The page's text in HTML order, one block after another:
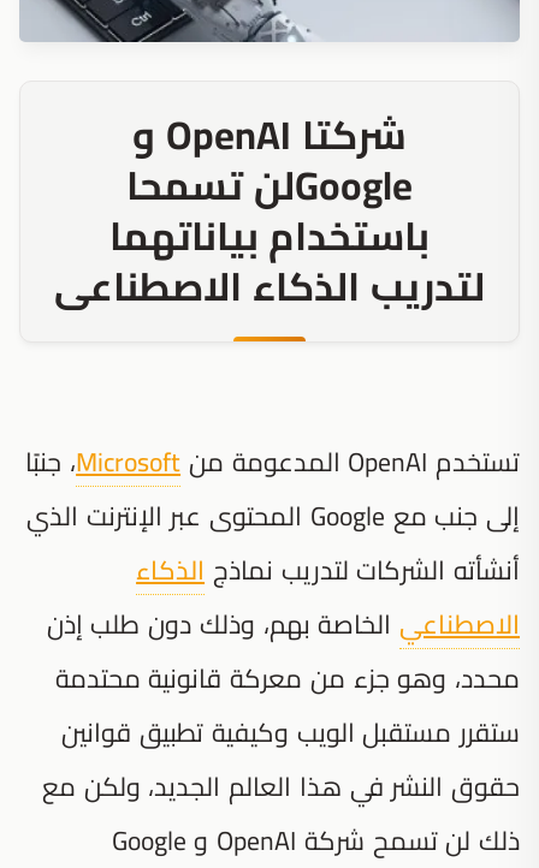
شركتا OpenAI و
Googleلن تسمحا
باستخدام بياناتهما
لتدريب الذكاء الاصطناعى
تستخدم OpenAI المدعومة من Microsoft، جنبًا
إلى جنب مع Google المحتوى عبر الإنترنت الذي
أنشأته الشركات لتدريب نماذجالذكاء
الاصطناعي الخاصة بهم، وذلك دون طلب إذن
محدد، وهو جزء من معركة قانونية محتدمة
ستقرر مستقبل الويب وكيفية تطبيق قوانين
حقوق النشر في هذا العالم الجديد، ولكن مع
ذلك لن تسمح شركة OpenAI و Google